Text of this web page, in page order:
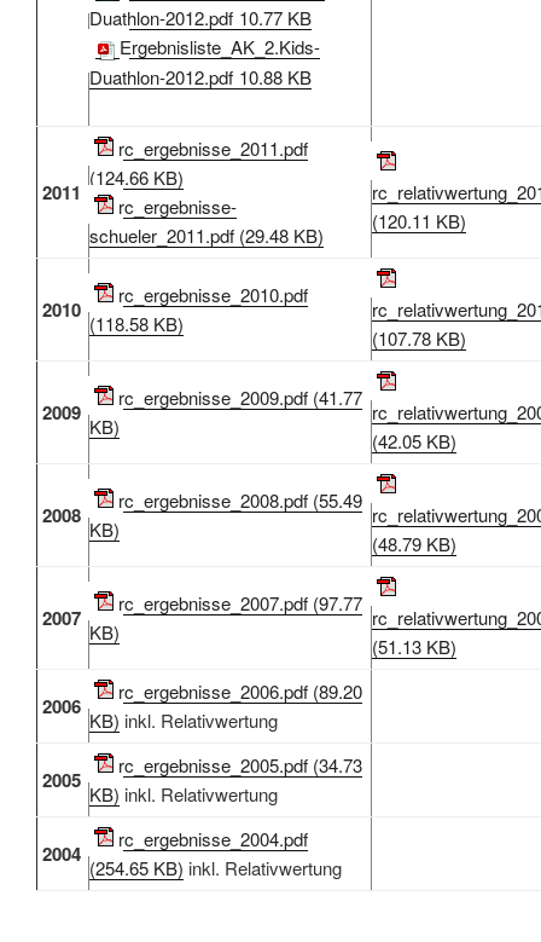
Duathlon-2012.pdf 10.77 KB
Ergebnisliste_AK_2.Kids-
Duathlon-2012.pdf 10.88 KB
2011
rc_ergebnisse_2011.pdf
(124.66 KB)
rc_ergebnisse-
schueler_2011.pdf (29.48 KB)
(120.11 KB)
2010
rc_ergebnisse_2010.pdf
(118.58 KB)
(107.78 KB)
2009
rc_ergebnisse_2009.pdf (41.77
KB)
(42.05 KB)
2008
rc_ergebnisse_2008.pdf (55.49
KB)
(48.79 KB)
2007
rc_ergebnisse_2007.pdf (97.77
KB)
(51.13 KB)
2006
rc_ergebnisse_2006.pdf (89.20
KB) inkl. Relativwertung
2005
rc_ergebnisse_2005.pdf (34.73
KB) inkl. Relativwertung
2004
rc_ergebnisse_2004.pdf
(254.65 KB) inkl. Relativwertung